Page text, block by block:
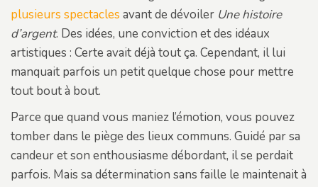
plusieurs spectacles avant de dévoiler Une histoire
d’argent. Des idées, une conviction et des idéaux
artistiques : Certe avait déjà tout ça. Cependant, il lui
manquait parfois un petit quelque chose pour mettre
tout bout à bout.
Parce que quand vous maniez l’émotion, vous pouvez
tomber dans le piège des lieux communs. Guidé par sa
candeur et son enthousiasme débordant, il se perdait
parfois. Mais sa détermination sans faille le maintenait à